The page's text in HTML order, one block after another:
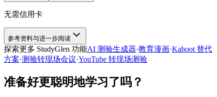
无需信用卡
参考资料与进一步阅读
探索更多 StudyGlen 功能AI 测验生成器·教育漫画·Kahoot 替代
方案·测验转现场会议·YouTube 转现场测验
准备好更聪明地学习了吗？